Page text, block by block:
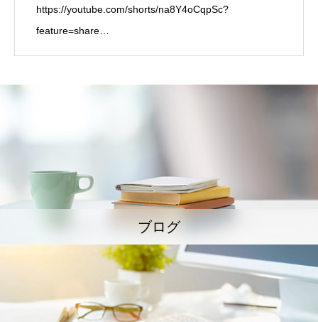
https://youtube.com/shorts/na8Y4oCqpSc?
feature=share…
ブログ